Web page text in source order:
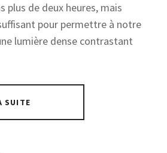
plus de deux heures, mais
pour permettre à notre
lumière dense contrastant
SUITE